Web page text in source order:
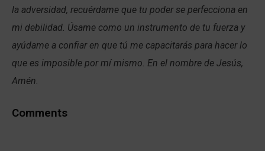
la adversidad, recuérdame que tu poder se perfecciona en
mi debilidad. Úsame como un instrumento de tu fuerza y
ayúdame a confiar en que tú me capacitarás para hacer lo
que es imposible por mí mismo. En el nombre de Jesús,
Amén.
Comments